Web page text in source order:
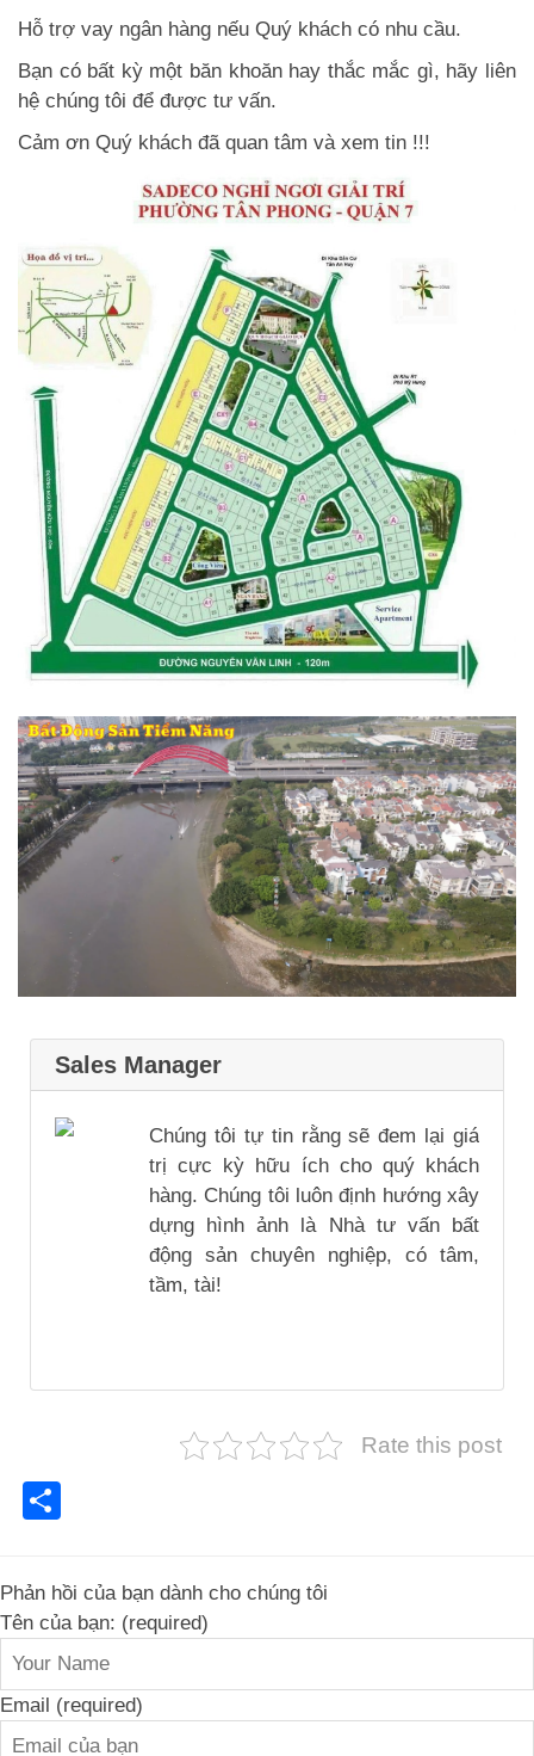
Hỗ trợ vay ngân hàng nếu Quý khách có nhu cầu.
Bạn có bất kỳ một băn khoăn hay thắc mắc gì, hãy liên
hệ chúng tôi để được tư vấn.
Cảm ơn Quý khách đã quan tâm và xem tin !!!
Sales Manager
Chúng tôi tự tin rằng sẽ đem lại giá
trị cực kỳ hữu ích cho quý khách
hàng. Chúng tôi luôn định hướng xây
dựng hình ảnh là Nhà tư vấn bất
động sản chuyên nghiệp, có tâm,
tầm, tài!
Rate this post
Phản hồi của bạn dành cho chúng tôi
Tên của bạn: (required)
Email (required)